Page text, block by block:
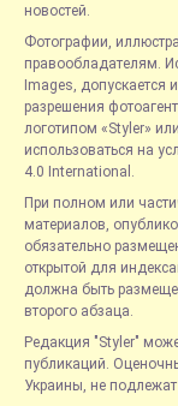
новостей.
Фотографии,
правообладателям.
Images, допускается
разрешения
логотипом «Styler»
использоваться на
4.0 International.
При полном или
материалов,
обязательно
открытой для
должна быть
второго абзаца.
Редакция "Styler"
публикаций.
Украины, не